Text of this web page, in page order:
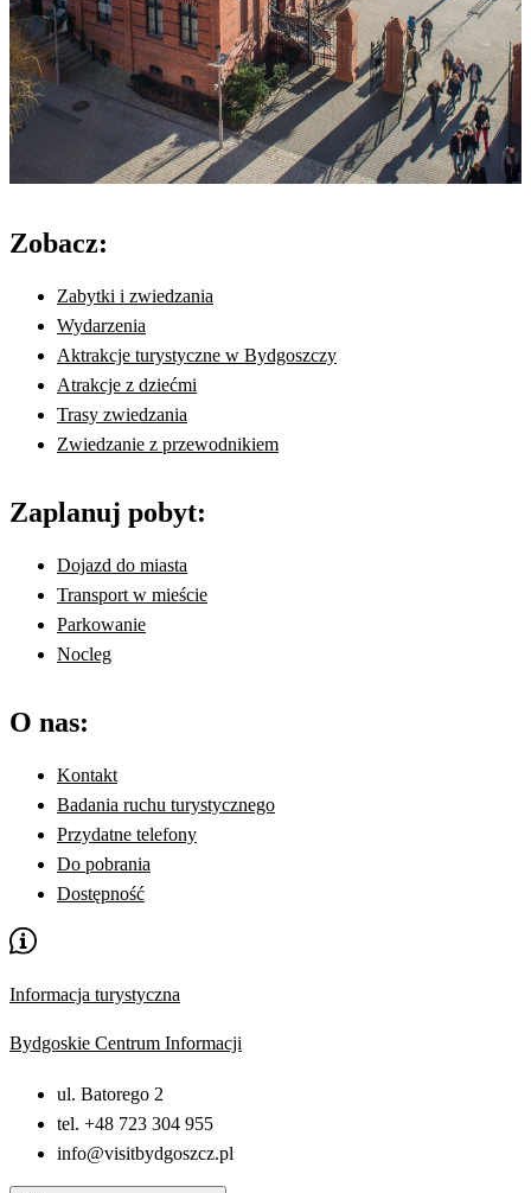
Zobacz:
Zabytki i zwiedzania
Wydarzenia
Aktrakcje turystyczne w Bydgoszczy
Atrakcje z dziećmi
Trasy zwiedzania
Zwiedzanie z przewodnikiem
Zaplanuj pobyt:
Dojazd do miasta
Transport w mieście
Parkowanie
Nocleg
O nas:
Kontakt
Badania ruchu turystycznego
Przydatne telefony
Do pobrania
Dostępność
Informacja turystyczna
Bydgoskie Centrum Informacji
ul. Batorego 2
tel. +48 723 304 955
info@visitbydgoszcz.pl